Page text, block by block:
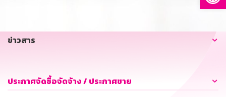
ข่าวสาร
ประกาศจัดซื้อจัดจ้าง / ประกาศขาย